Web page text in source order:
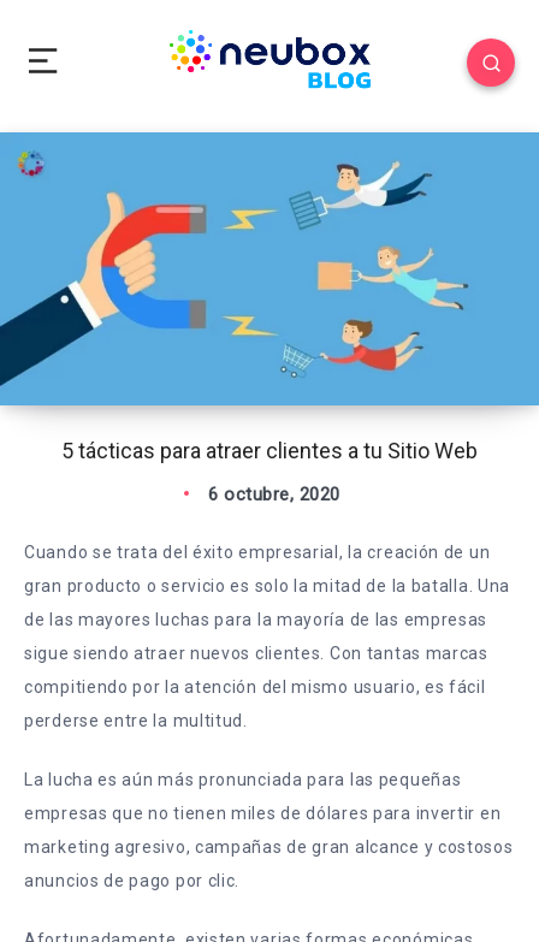
5 tácticas para atraer clientes a tu Sitio Web
6 octubre, 2020
Cuando se trata del éxito empresarial, la creación de un
gran producto o servicio es solo la mitad de la batalla. Una
de las mayores luchas para la mayoría de las empresas
sigue siendo atraer nuevos clientes. Con tantas marcas
compitiendo por la atención del mismo usuario, es fácil
perderse entre la multitud.
La lucha es aún más pronunciada para las pequeñas
empresas que no tienen miles de dólares para invertir en
marketing agresivo, campañas de gran alcance y costosos
anuncios de pago por clic.